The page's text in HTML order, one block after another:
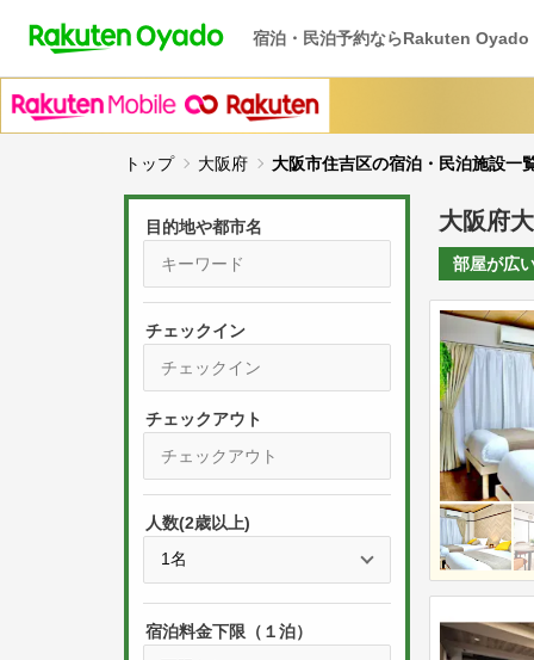
宿泊・民泊予約ならRakuten Oyado
トップ 大阪府 大阪市住吉区の宿泊・民泊施設一
目的地や都市名
チェックイン
r
s
s
e
P
r
s
t
人数(2歳以上)
宿泊料金下限（１泊）
大阪府
部屋が広